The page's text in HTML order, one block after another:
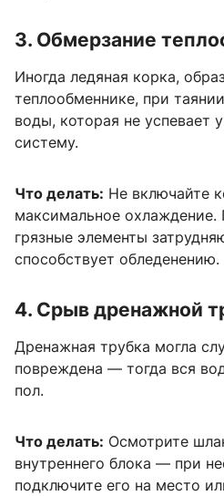
3. Обмерзание
Иногда ледяная корка,
теплообменнике, при
воды, которая не успевает
систему.
Что делать: Не включайте
максимальное
грязные элементы
способствует обледенению.
4. Срыв дренажной
Дренажная трубка могла
повреждена — тогда вся
пол.
Что делать: Осмотрите
внутреннего блока — при
подключите его на место